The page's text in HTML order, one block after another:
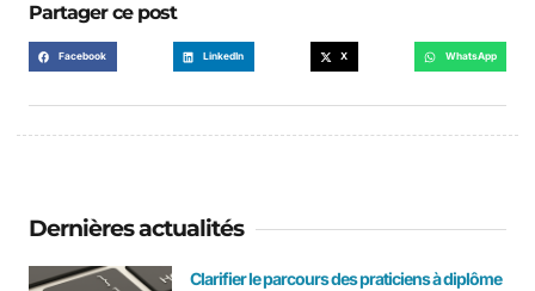
Partager ce post
Facebook LinkedIn X WhatsApp
Dernières actualités
Clarifier le parcours des praticiens à diplôme